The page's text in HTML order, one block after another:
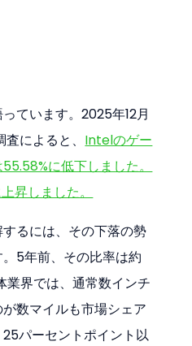
ています。2025年12月
によると、 Intelのゲー
に低下しました。
昇しました。
るには、その下落の勢
5年前、その比率は約
業界では、通常数インチ
数マイルも市場シェア
パーセントポイント以